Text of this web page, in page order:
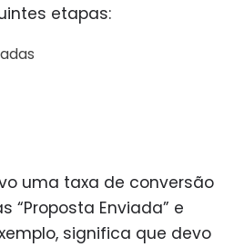
etapas:
uma taxa de conversão
“Proposta Enviada” e
significa que devo